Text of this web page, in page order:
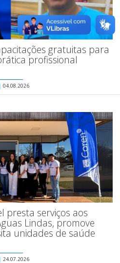
gratuitas para
profissional
04.08.2026
presta serviços aos
Lindas, promove
unidades de saúde
24.07.2026